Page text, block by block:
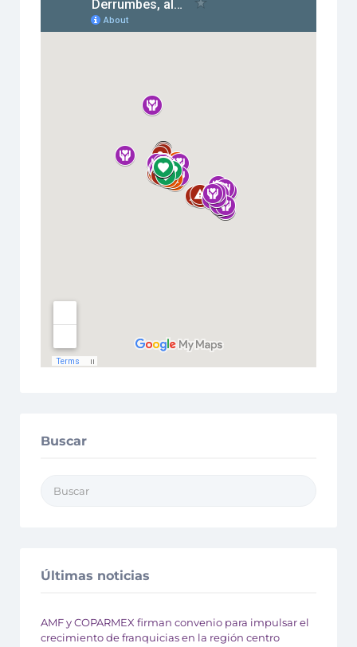
Buscar
Últimas noticias
AMF y COPARMEX firman convenio para impulsar el
crecimiento de franquicias en la región centro